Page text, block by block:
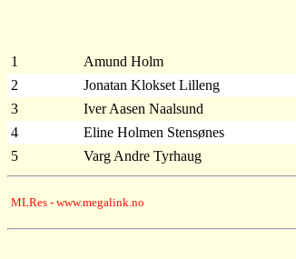
1 Amund Holm
2
Jonatan Klokset Lilleng
3
Iver Aasen Naalsund
4
Eline Holmen Stensønes
5
Varg Andre Tyrhaug
MLRes - www.megalink.no